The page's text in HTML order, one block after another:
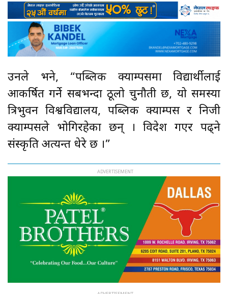
उनले भने, “पब्लिक क्याम्पसमा विद्यार्थीलाई
आकर्षित गर्ने सबभन्दा ठूलो चुनौती छ, यो समस्या
त्रिभुवन विश्वविद्यालय, पब्लिक क्याम्पस र निजी
क्याम्पसले भोगिरहेका छन् । विदेश गएर पढ्ने
संस्कृति अत्यन्त धेरे छ ।”